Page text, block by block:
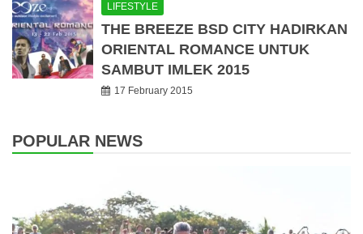
LIFESTYLE
THE BREEZE BSD CITY HADIRKAN
ORIENTAL ROMANCE UNTUK
SAMBUT IMLEK 2015
17 February 2015
POPULAR NEWS